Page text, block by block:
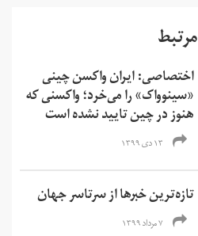
مرتبط
اختصاصی: ایران واکسن چینی
«سینوواک» را می‌خرد؛ واکسنی که
هنوز در چین تایید نشده است
۱۳ دی ۱۳۹۹
تازه‌ترین خبرها از سرتاسر جهان
۷ مرداد ۱۳۹۹